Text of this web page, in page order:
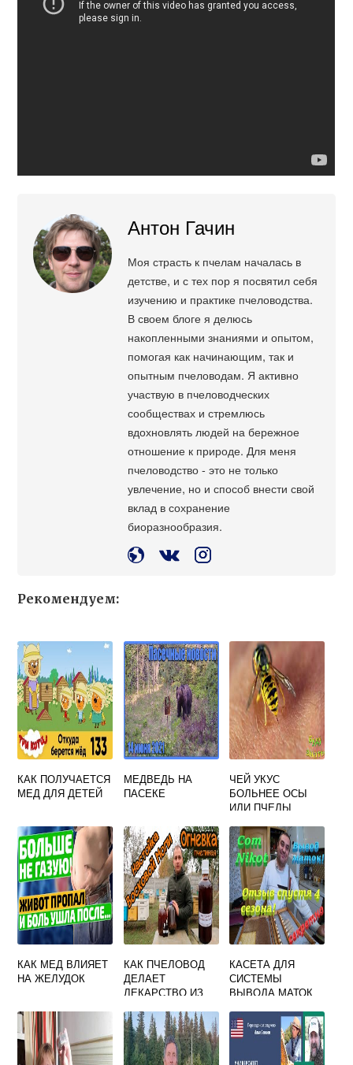
Антон Гачин
Моя страсть к пчелам началась в
детстве, и с тех пор я посвятил себя
изучению и практике пчеловодства.
В своем блоге я делюсь
накопленными знаниями и опытом,
помогая как начинающим, так и
опытным пчеловодам. Я активно
участвую в пчеловодческих
сообществах и стремлюсь
вдохновлять людей на бережное
отношение к природе. Для меня
пчеловодство - это не только
увлечение, но и способ внести свой
вклад в сохранение
биоразнообразия.
Рекомендуем:
КАК ПОЛУЧАЕТСЯ
МЕД ДЛЯ ДЕТЕЙ
МЕДВЕДЬ НА
ПАСЕКЕ
ЧЕЙ УКУС
БОЛЬНЕЕ ОСЫ
ИЛИ ПЧЕЛЫ
КАК МЕД ВЛИЯЕТ
НА ЖЕЛУДОК
КАК ПЧЕЛОВОД
ДЕЛАЕТ
ЛЕКАРСТВО ИЗ
БАБОЧКИ
КАСЕТА ДЛЯ
СИСТЕМЫ
ВЫВОДА МАТОК